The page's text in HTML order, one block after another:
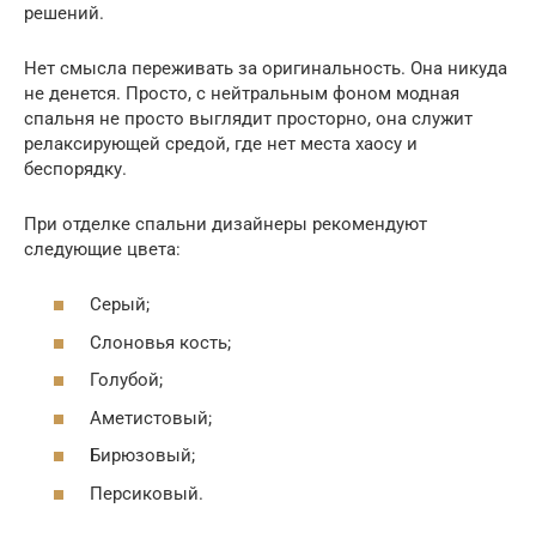
решений.
Нет смысла переживать за оригинальность. Она никуда
не денется. Просто, с нейтральным фоном модная
спальня не просто выглядит просторно, она служит
релаксирующей средой, где нет места хаосу и
беспорядку.
При отделке спальни дизайнеры рекомендуют
следующие цвета:
Серый;
Слоновья кость;
Голубой;
Аметистовый;
Бирюзовый;
Персиковый.